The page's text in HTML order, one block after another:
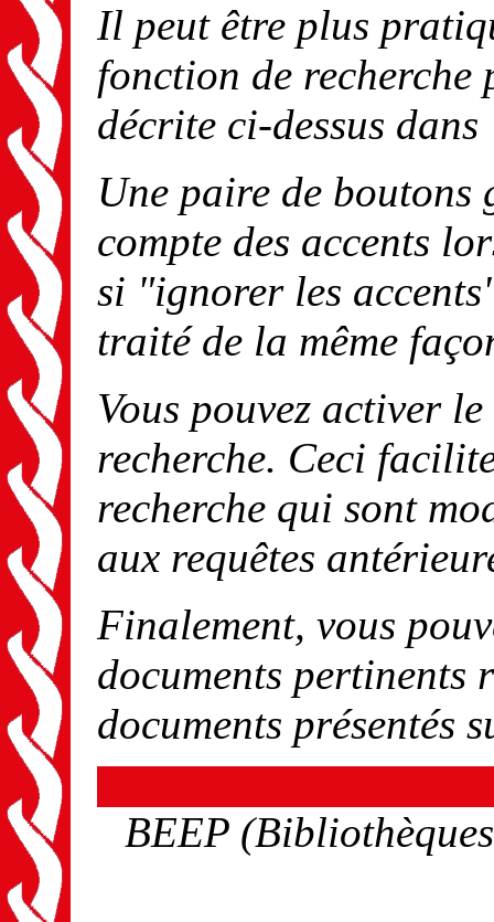
Il peut être plus
fonction de recherche
décrite ci-dessus
Une paire de boutons
compte des accents
si "ignorer les
traité de la même
Vous pouvez activer
recherche. Ceci
recherche qui sont
aux requêtes
Finalement, vous
documents pertinents
documents présentés
BEEP